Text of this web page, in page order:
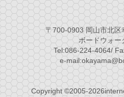
〒700-0903 岡山市北区
ボードウォー
Tel:086-224-4064/
e-
Copyright ©2005-